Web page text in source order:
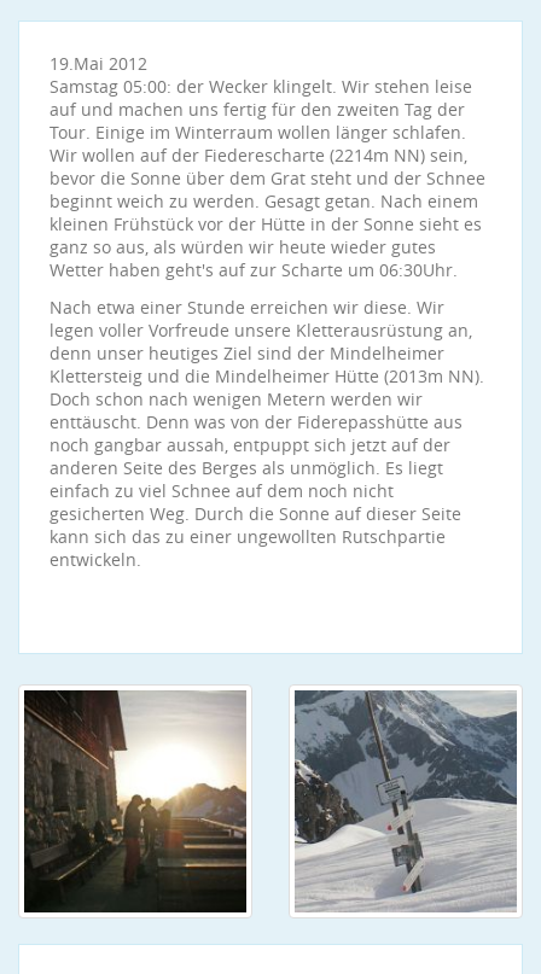
19.Mai 2012
Samstag 05:00: der Wecker klingelt. Wir stehen leise
auf und machen uns fertig für den zweiten Tag der
Tour. Einige im Winterraum wollen länger schlafen.
Wir wollen auf der Fiederescharte (2214m NN) sein,
bevor die Sonne über dem Grat steht und der Schnee
beginnt weich zu werden. Gesagt getan. Nach einem
kleinen Frühstück vor der Hütte in der Sonne sieht es
ganz so aus, als würden wir heute wieder gutes
Wetter haben geht's auf zur Scharte um 06:30Uhr.
Nach etwa einer Stunde erreichen wir diese. Wir
legen voller Vorfreude unsere Kletterausrüstung an,
denn unser heutiges Ziel sind der Mindelheimer
Klettersteig und die Mindelheimer Hütte (2013m NN).
Doch schon nach wenigen Metern werden wir
enttäuscht. Denn was von der Fiderepasshütte aus
noch gangbar aussah, entpuppt sich jetzt auf der
anderen Seite des Berges als unmöglich. Es liegt
einfach zu viel Schnee auf dem noch nicht
gesicherten Weg. Durch die Sonne auf dieser Seite
kann sich das zu einer ungewollten Rutschpartie
entwickeln.